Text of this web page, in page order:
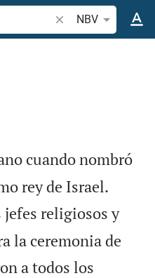
Buscar versículo
NBV
cuando nombró
rey de Israel.
jefes religiosos y
la ceremonia de
a todos los